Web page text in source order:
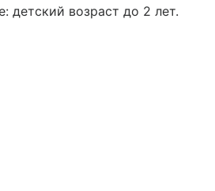
детский возраст до 2 лет.